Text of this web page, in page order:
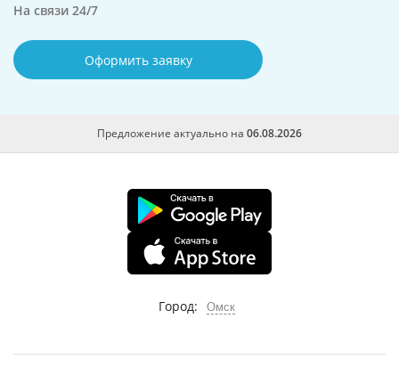
На связи 24/7
Оформить заявку
Предложение актуально на 06.08.2026
Город: Омск